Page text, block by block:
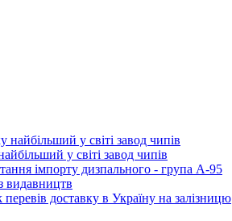
у світі завод чипів
імпорту дизпального - група А-95
видавництв
доставку в Україну на залізницю